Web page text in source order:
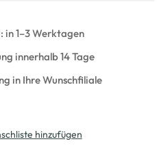
in 1–3 Werktagen
innerhalb 14 Tage
in Ihre Wunschfiliale
hinzufügen